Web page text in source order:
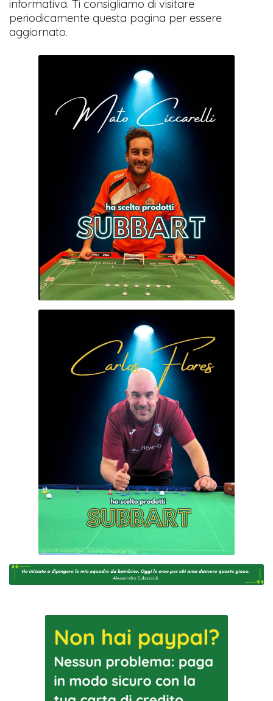
informativa. Ti consigliamo di visitare
periodicamente questa pagina per essere
aggiornato.